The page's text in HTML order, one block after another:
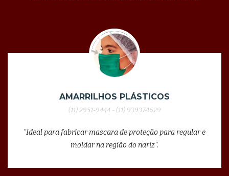
AMARRILHOS PLÁSTICOS
(11) 2951-9444 - (11) 93937-1629
"Ideal para fabricar mascara de proteção para regular e
moldar na região do nariz".